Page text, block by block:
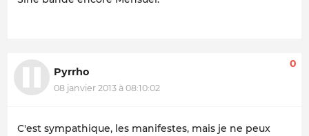
Pyrrho
08 janvier 2013 à 08:10:02
0
C'est sympathique, les manifestes, mais je ne peux